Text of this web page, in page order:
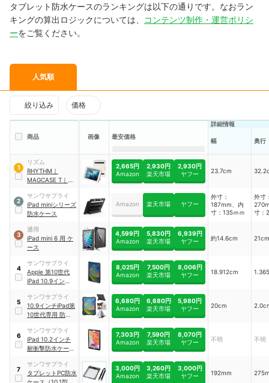
タブレット防水ケースのランキングは以下の通りです。なおラン
キングの算出ロジックについては、
コンテンツ制作・運営ポリシ
ーをご覧ください。
人気順
絞り込み 価格
商品 画像 最安価格
詳細情報
幅 奥行
1
リズム
RHYTHM ｜
MAGCASE T ｜
2,665円
Amazon
2,930円
楽天市場
2,930円
ヤフー
23.7cm
2
サンワサプライ
iPad miniシリーズ
防水ケース
Amazon 楽天市場 ヤフー
外寸：
187mm、内
寸：135ｍｍ
外寸
寸：
3
通用
iPad mini 6 用 ケ
ース
4,599円
Amazon
5,830円
楽天市場
6,939円
ヤフー
約14.6cm 21cm
4
サンワサプライ
Apple 第10世代
iPad 10.9インチ用
｜PDA-IPAD1916
8,025円
Amazon
7,500円
楽天市場
8,006円
ヤフー
18.912cm
5
サンワサプライ
10.9インチiPad第
10世代専用 防水
200-TABC023WP
6,680円
Amazon
6,680円
楽天市場
5,980円
ヤフー
20cm
6
サンワサプライ
iPad 10.2インチ
耐衝撃防水ケース
7,303円
Amazon
7,590円
楽天市場
8,070円
ヤフー
不明 不明
7
サンワサプライ
タブレットPC防水
ケース（10.1型）
3,000円
Amazon
3,260円
楽天市場
3,000円
ヤフー
192mm